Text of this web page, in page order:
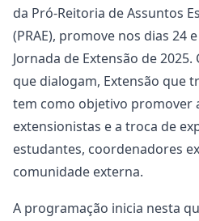
da Pró-Reitoria de Assuntos
(PRAE), promove nos dias 24
Jornada de Extensão de 2025.
que dialogam, Extensão que
tem como objetivo promover
extensionistas e a troca de
estudantes, coordenadores
comunidade externa.
A programação inicia nesta